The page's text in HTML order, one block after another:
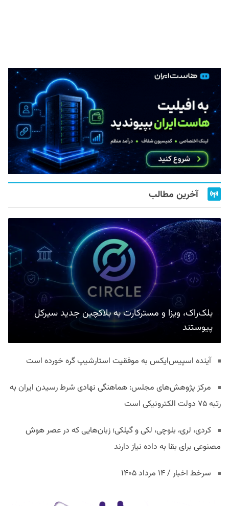
آخرین مطالب
بلک‌راک، ویزا و مسترکارت به بلاکچین جدید سیرکل
پیوستند
آینده اسپیس‌ایکس به موفقیت استارشیپ گره خورده است
مرکز پژوهش‌های مجلس: هماهنگی نهادی شرط رسیدن ایران به
رتبه ۷۵ دولت الکترونیکی است
کردی، لری، بلوچی، لکی و گیلکی؛ زبان‌هایی که در عصر هوش
مصنوعی برای بقا به داده نیاز دارند
سرخط اخبار / ۱۴ مرداد ۱۴۰۵